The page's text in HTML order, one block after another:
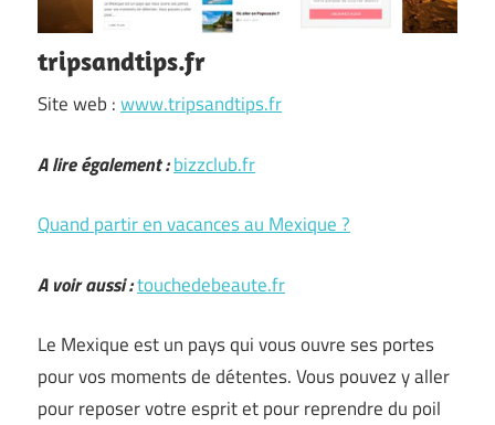
tripsandtips.fr
Site web :www.tripsandtips.fr
A lire également :bizzclub.fr
Quand partir en vacances au Mexique ?
A voir aussi :touchedebeaute.fr
Le Mexique est un pays qui vous ouvre ses portes
pour vos moments de détentes. Vous pouvez y aller
pour reposer votre esprit et pour reprendre du poil